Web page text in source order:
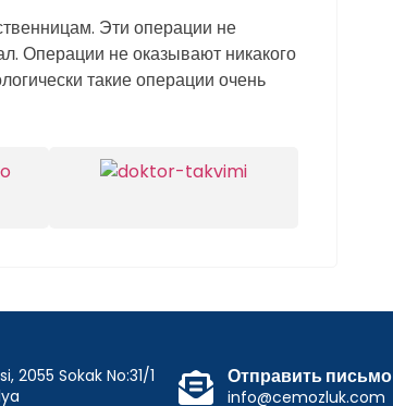
Эти операции не
Операции не оказывают никакого
такие операции очень
2055 Sokak No:31/1
Отправить письмо
info@cemozluk.com